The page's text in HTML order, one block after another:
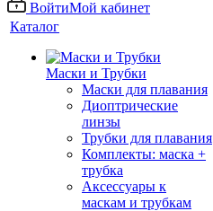
ВойтиМой кабинет
Каталог
Маски и Трубки
Маски для плавания
Диоптрические
линзы
Трубки для плавания
Комплекты: маска +
трубка
Аксессуары к
маскам и трубкам